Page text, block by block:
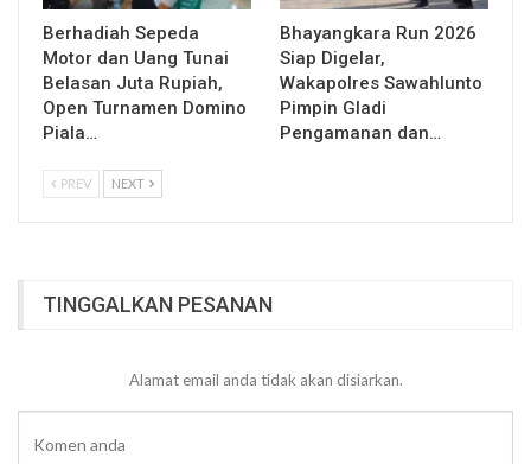
Berhadiah Sepeda
Motor dan Uang Tunai
Belasan Juta Rupiah,
Open Turnamen Domino
Piala…
Bhayangkara Run 2026
Siap Digelar,
Wakapolres Sawahlunto
Pimpin Gladi
Pengamanan dan…
PREV NEXT
TINGGALKAN PESANAN
Alamat email anda tidak akan disiarkan.